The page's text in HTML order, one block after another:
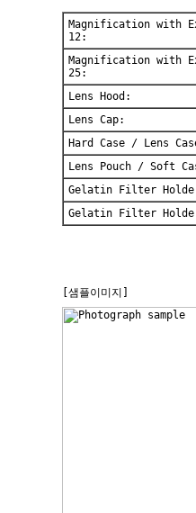
Magnification with
12:
Magnification with
25:
Lens Hood:
Lens Cap:
Hard Case / Lens
Lens Pouch / Soft
Gelatin Filter
Gelatin Filter
[샘플이미지]